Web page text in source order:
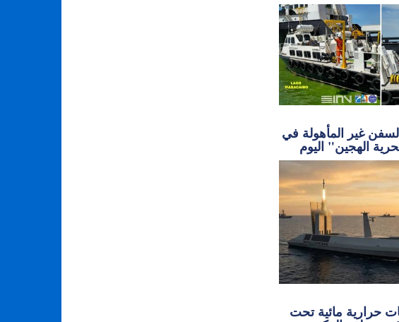
غير المأهولة في
حرارية مائية تحت